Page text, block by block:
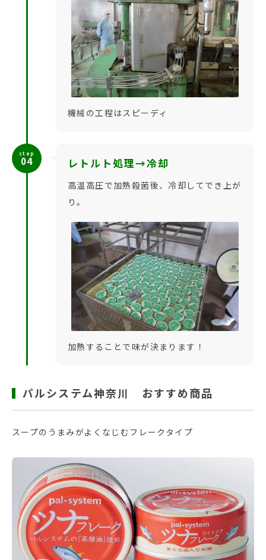
機械の工程はスピーディ
step
04 レトルト処理→冷却
高温高圧で加熱殺菌後、冷却してでき上が
り。
加熱することで味が決まります！
パルシステム神奈川 おすすめ商品
スープのうまみがよくなじむフレークタイプ